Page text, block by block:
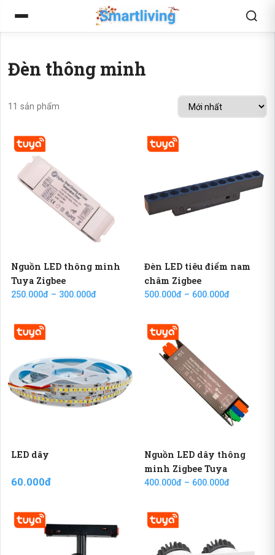
Đèn thông minh
11 sản phẩm
Nguồn LED thông minh
Tuya Zigbee
250.000đ – 300.000đ
Đèn LED tiêu điểm nam
châm Zigbee
500.000đ – 600.000đ
LED dây
60.000đ
Nguồn LED dây thông
minh Zigbee Tuya
400.000đ – 600.000đ